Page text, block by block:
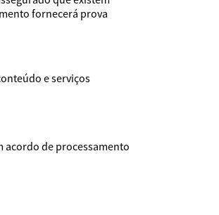
fornecerá prova
e serviços
acordo de processamento